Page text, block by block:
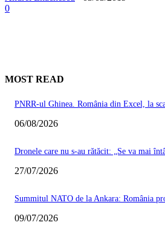
0
MOST READ
PNRR-ul Ghinea. România din Excel, la
06/08/2026
Dronele care nu s-au rătăcit: „Se va mai
27/07/2026
Summitul NATO de la Ankara: România
09/07/2026